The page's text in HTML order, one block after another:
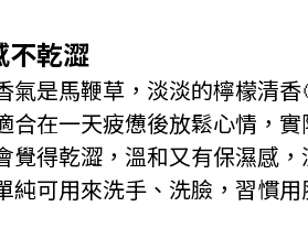
不乾澀
氣是馬鞭草，淡淡的檸檬清
合在一天疲憊後放鬆心情，
覺得乾澀，溫和又有保濕感
純可用來洗手、洗臉，習慣